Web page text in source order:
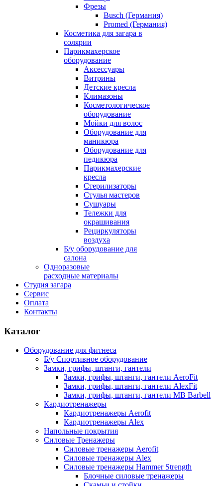
Фрезы
Busch (Германия)
Promed (Германия)
Косметика для загара в
солярии
Парикмахерское
оборудование
Аксессуары
Витрины
Детские кресла
Климазоны
Косметологическое
оборудование
Мойки для волос
Оборудование для
маникюра
Оборудование для
педикюра
Парикмахерские
кресла
Стерилизаторы
Стулья мастеров
Сушуары
Тележки для
окрашивания
Рециркуляторы
воздуха
Б/у оборудование для
салона
Одноразовые
расходные материалы
Студия загара
Сервис
Оплата
Контакты
Каталог
Оборудование для фитнеса
Б/у Спортивное оборудование
Замки, грифы, штанги, гантели
Замки, грифы, штанги, гантели AeroFit
Замки, грифы, штанги, гантели AlexFit
Замки, грифы, штанги, гантели MB Barbell
Кардиотренажеры
Кардиотренажеры Aerofit
Кардиотренажеры Alex
Напольные покрытия
Силовые Тренажеры
Силовые тренажеры Aerofit
Силовые тренажеры Alex
Силовые тренажеры Hammer Strength
Блочные силовые тренажеры